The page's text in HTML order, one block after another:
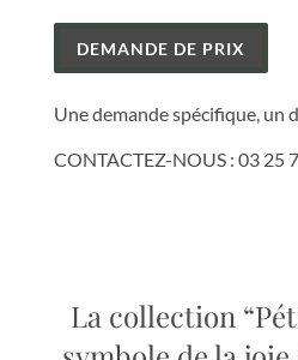
DEMANDE DE PRIX
Une demande spécifique, un
CONTACTEZ-NOUS : 03 25
La collection